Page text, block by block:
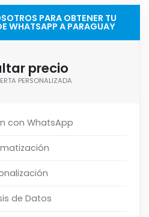
PARA OBTENER TU
WHATSAPP A PARAGUAY
precio
PERSONALIZADA
con WhatsApp
de Datos